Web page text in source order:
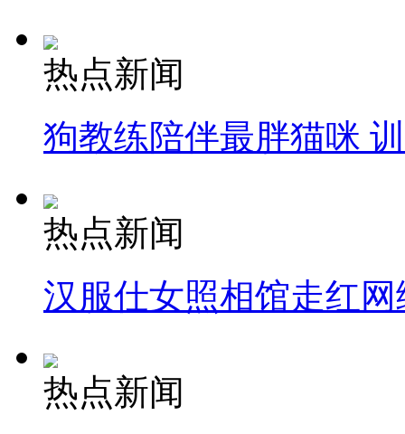
热点新闻
狗教练陪伴最胖猫咪
热点新闻
汉服仕女照相馆走红网
热点新闻